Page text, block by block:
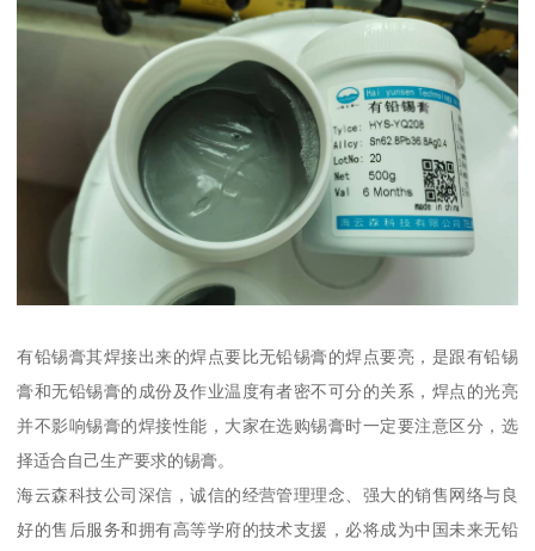
有铅锡膏其焊接出来的焊点要比无铅锡膏的焊点要亮，是跟有铅锡
膏和无铅锡膏的成份及作业温度有者密不可分的关系，焊点的光亮
并不影响锡膏的焊接性能，大家在选购锡膏时一定要注意区分，选
择适合自己生产要求的锡膏。
海云森科技公司深信，诚信的经营管理理念、强大的销售网络与良
好的售后服务和拥有高等学府的技术支援，必将成为中国未来无铅